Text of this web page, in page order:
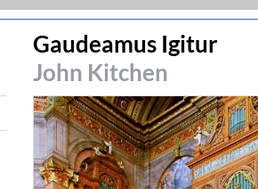
Big Band Bossa Nova (Remastered)
Stan Getz
Genre:Jazz
Gaudeamus Igitur
John Kitchen